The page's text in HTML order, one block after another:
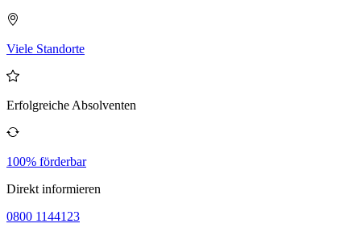
Viele Standorte
Erfolgreiche Absolventen
100% förderbar
Direkt informieren
0800 1144123